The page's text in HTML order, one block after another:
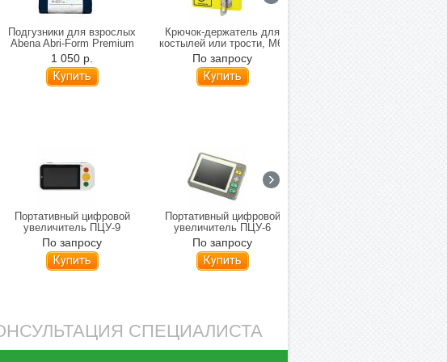
Подгузники для взрослых
Abena Abri-Form Premium
1 050 р.
Крючок-держатель для
костылей или трости, М6,
нержавеющая сталь
(50274-1)
По запросу
Портативный цифровой
увеличитель ПЦУ-9
По запросу
Купить
Портативный цифровой
увеличитель ПЦУ-6
По запросу
Купить
СПЕЦИАЛИСТА